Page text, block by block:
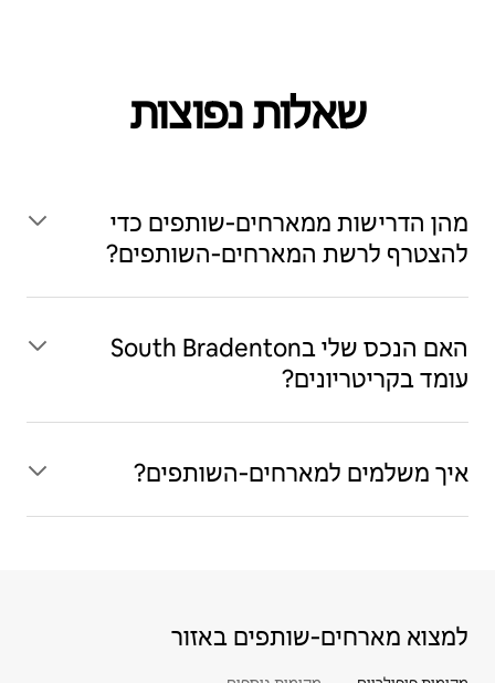
שאלות נפוצות
מהן הדרישות ממארחים‑שותפים כדי
להצטרף לרשת המארחים‑השותפים?
האם הנכס שלי בSouth Bradenton
עומד בקריטריונים?
איך משלמים למארחים‑השותפים?
למצוא מארחים‑שותפים באזור